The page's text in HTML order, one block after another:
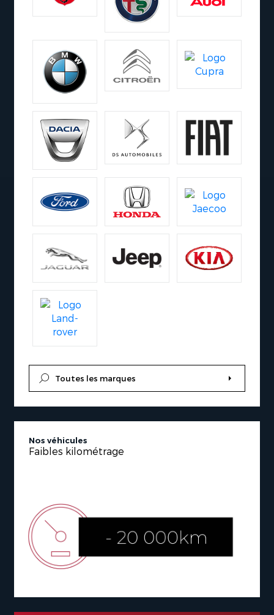
Toutes les marques
Nos véhicules
Faibles kilométrage